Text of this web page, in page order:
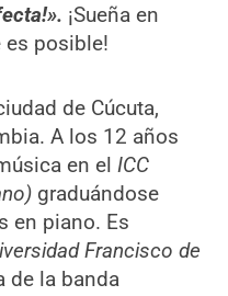
¡Sueña en
es posible!
de Cúcuta,
A los 12 años
en elICC
graduándose
en piano. Es
Francisco de
de la banda